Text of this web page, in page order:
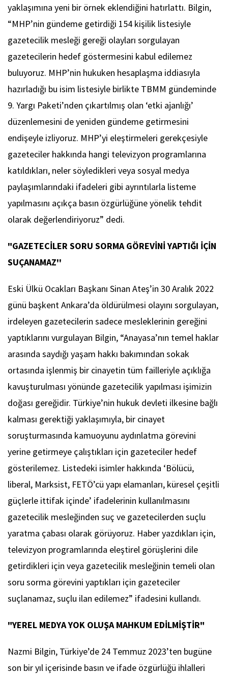
yaklaşımına yeni bir örnek eklendiğini hatırlattı. Bilgin,
“MHP’nin gündeme getirdiği 154 kişilik listesiyle
gazetecilik mesleği gereği olayları sorgulayan
gazetecilerin hedef göstermesini kabul edilemez
buluyoruz. MHP’nin hukuken hesaplaşma iddiasıyla
hazırladığı bu isim listesiyle birlikte TBMM gündeminde
9. Yargı Paketi’nden çıkartılmış olan ‘etki ajanlığı’
düzenlemesini de yeniden gündeme getirmesini
endişeyle izliyoruz. MHP’yi eleştirmeleri gerekçesiyle
gazeteciler hakkında hangi televizyon programlarına
katıldıkları, neler söyledikleri veya sosyal medya
paylaşımlarındaki ifadeleri gibi ayrıntılarla listeme
yapılmasını açıkça basın özgürlüğüne yönelik tehdit
olarak değerlendiriyoruz” dedi.
"GAZETECİLER SORU SORMA GÖREVİNİ YAPTIĞI İÇİN
SUÇANAMAZ''
Eski Ülkü Ocakları Başkanı Sinan Ateş’in 30 Aralık 2022
günü başkent Ankara’da öldürülmesi olayını sorgulayan,
irdeleyen gazetecilerin sadece mesleklerinin gereğini
yaptıklarını vurgulayan Bilgin, “Anayasa’nın temel haklar
arasında saydığı yaşam hakkı bakımından sokak
ortasında işlenmiş bir cinayetin tüm failleriyle açıklığa
kavuşturulması yönünde gazetecilik yapılması işimizin
doğası gereğidir. Türkiye’nin hukuk devleti ilkesine bağlı
kalması gerektiği yaklaşımıyla, bir cinayet
soruşturmasında kamuoyunu aydınlatma görevini
yerine getirmeye çalıştıkları için gazeteciler hedef
gösterilemez. Listedeki isimler hakkında ‘Bölücü,
liberal, Marksist, FETÖ’cü yapı elamanları, küresel çeşitli
güçlerle ittifak içinde’ ifadelerinin kullanılmasını
gazetecilik mesleğinden suç ve gazetecilerden suçlu
yaratma çabası olarak görüyoruz. Haber yazdıkları için,
televizyon programlarında eleştirel görüşlerini dile
getirdikleri için veya gazetecilik mesleğinin temeli olan
soru sorma görevini yaptıkları için gazeteciler
suçlanamaz, suçlu ilan edilemez” ifadesini kullandı.
"YEREL MEDYA YOK OLUŞA MAHKUM EDİLMİŞTİR"
Nazmi Bilgin, Türkiye’de 24 Temmuz 2023’ten bugüne
son bir yıl içerisinde basın ve ifade özgürlüğü ihlalleri